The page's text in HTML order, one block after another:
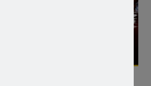
का जंगी प्रदर्शन, राजस्व विभाग में